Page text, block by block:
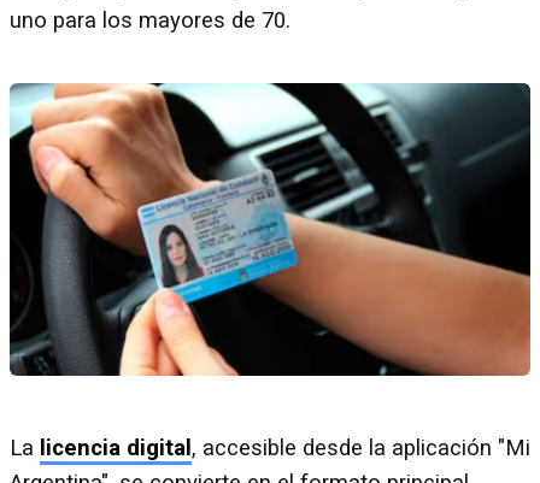
uno para los mayores de 70.
La licencia digital , accesible desde la aplicación "Mi